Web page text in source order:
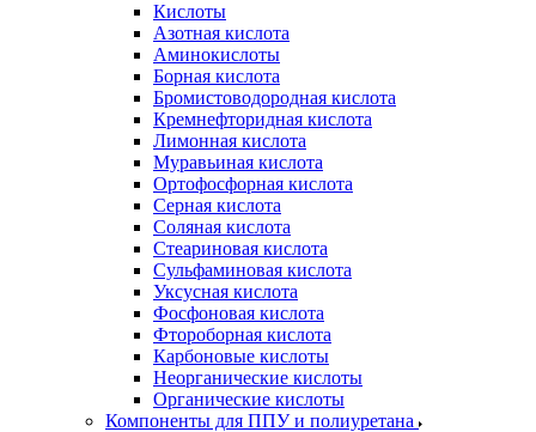
Кислоты
Азотная кислота
Аминокислоты
Борная кислота
Бромистоводородная кислота
Кремнефторидная кислота
Лимонная кислота
Муравьиная кислота
Ортофосфорная кислота
Серная кислота
Соляная кислота
Стеариновая кислота
Сульфаминовая кислота
Уксусная кислота
Фосфоновая кислота
Фтороборная кислота
Карбоновые кислоты
Неорганические кислоты
Органические кислоты
Компоненты для ППУ и полиуретана